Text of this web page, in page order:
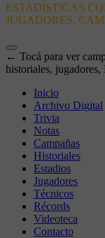
ESTADÍSTICAS
JUGADORES,
← Tocá para ver
historiales, jugadores,
Inicio
Archivo Digital
Trivia
Notas
Campañas
Historiales
Estadios
Jugadores
Técnicos
Récords
Videoteca
Contacto